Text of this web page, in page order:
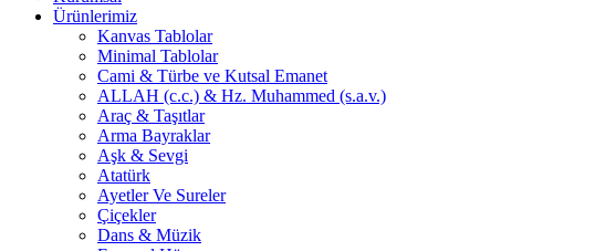
Ürünlerimiz
Kanvas Tablolar
Minimal Tablolar
Cami & Türbe ve Kutsal Emanet
ALLAH (c.c.) & Hz. Muhammed (s.a.v.)
Araç & Taşıtlar
Arma Bayraklar
Aşk & Sevgi
Atatürk
Ayetler Ve Sureler
Çiçekler
Dans & Müzik